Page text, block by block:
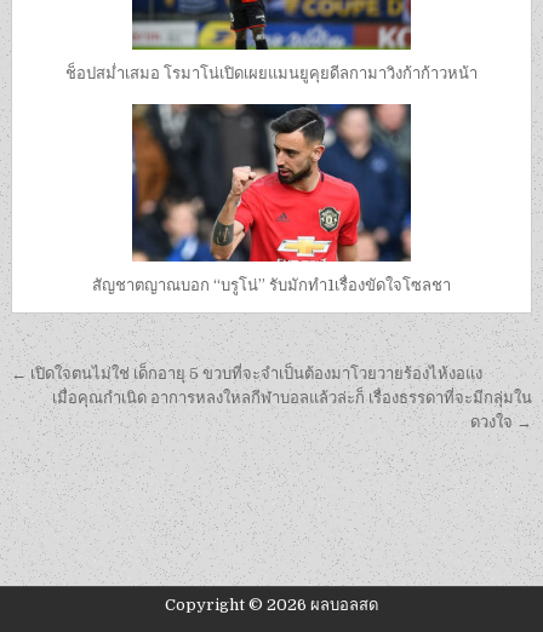
ช็อปสม่ำเสมอ โรมาโน่เปิดเผยแมนยูคุยดีลกามาวิงก้าก้าวหน้า
สัญชาตญาณบอก “บรูโน่” รับมักทำ1เรื่องขัดใจโซลชา
เมนู
นำทาง
เรื่อง
← เปิดใจตนไม่ใช่ เด็กอายุ 5 ขวบที่จะจำเป็นต้องมาโวยวายร้องไห้งอแง
เมื่อคุณกำเนิด อาการหลงใหลกีฬาบอลแล้วล่ะก็ เรื่องธรรดาที่จะมีกลุ่มใน
ดวงใจ →
Copyright © 2026 ผลบอลสด